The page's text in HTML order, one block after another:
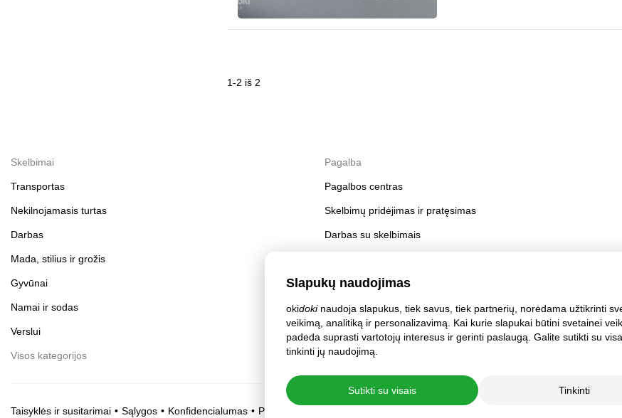
1-2 iš 2
Slapukų naudojimas
okidokinaudoja slapukus, tiek savus, tiek partnerių, norėdama užtikrinti
veikimą, analitiką ir personalizavimą. Kai kurie slapukai būtini svetainei
padeda suprasti vartotojų interesus ir gerinti paslaugą. Galite sutikti su
tinkinti jų naudojimą.
Sutikti su visais Tinkinti
Skelbimai
Transportas
Nekilnojamasis turtas
Darbas
Mada, stilius ir grožis
Gyvūnai
Namai ir sodas
Verslui
Visos kategorijos
Pagalba
Pagalbos centras
Skelbimų pridėjimas ir pratęsimas
Darbas su skelbimais
Paskyros saugumas
Taisyklės ir susitarimai Sąlygos Konfidencialumas Privatumo nustatymai